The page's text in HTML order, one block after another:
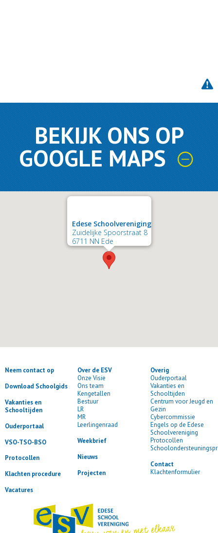
BEKIJK ONS OP
GOOGLE MAPS
Edese Schoolvereniging
Zuidelijke Spoorstraat 8
6711 NN Ede
Neem contact op
Download Schoolgids
Vakanties en
Schooltijden
Ouderportaal
VSO-TSO-BSO
Protocollen
Klachten procedure
Vacatures
Over de ESV
Onze Visie
Ons team
Kengetallen
Bestuur
LR
MR
Leerlingenraad
Weekbrief
Nieuws
Projecten
Overig
Ouderportaal
Vakanties en
Schooltijden
Centrum voor Jeugd en
Gezin
Cybercommissie
Engels op de Edese
Schoolvereniging
Protocollen
Contact
Klachtenformulier